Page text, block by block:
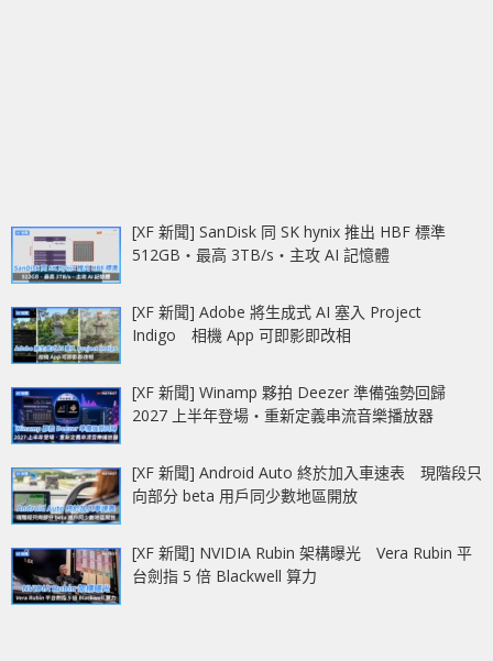
[XF 新聞] SanDisk 同 SK hynix 推出 HBF 標準
512GB‧最高 3TB/s‧主攻 AI 記憶體
[XF 新聞] Adobe 將生成式 AI 塞入 Project
Indigo 相機 App 可即影即改相
[XF 新聞] Winamp 夥拍 Deezer 準備強勢回歸
2027 上半年登場‧重新定義串流音樂播放器
[XF 新聞] Android Auto 終於加入車速表 現階段只
向部分 beta 用戶同少數地區開放
[XF 新聞] NVIDIA Rubin 架構曝光 Vera Rubin 平
台劍指 5 倍 Blackwell 算力